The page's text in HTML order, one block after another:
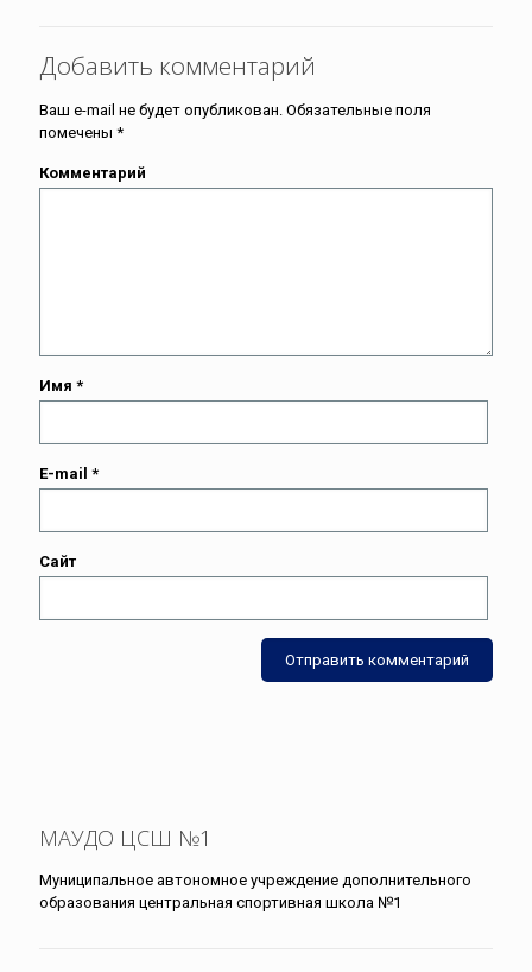
Добавить комментарий
Ваш e-mail не будет опубликован. Обязательные поля
помечены *
Комментарий
Имя *
E-mail *
Сайт
МАУДО ЦСШ №1
Муниципальное автономное учреждение дополнительного
образования центральная спортивная школа №1